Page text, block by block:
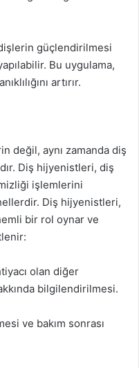
güçlendirilmesi
Bu uygulama,
artırır.
değil, aynı zamanda diş
Diş hijyenistleri, diş
işlemlerini
Diş hijyenistleri,
bir rol oynar ve
olan diğer
bilgilendirilmesi.
ve bakım sonrası